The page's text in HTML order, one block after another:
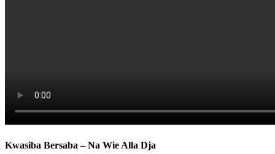
Kwasiba Bersaba – Na Wie Alla Dja